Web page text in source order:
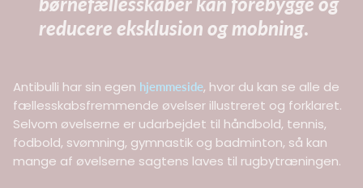
reducere eksklusion og mobning.
Antibulli har sin egen hjemmeside, hvor du kan se alle de
fællesskabsfremmende øvelser illustreret og forklaret.
Selvom øvelserne er udarbejdet til håndbold, tennis,
fodbold, svømning, gymnastik og badminton, så kan
mange af øvelserne sagtens laves til rugbytræningen.